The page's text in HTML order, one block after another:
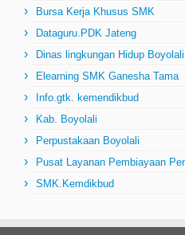
Bursa Kerja Khusus SMK
Dataguru.PDK Jateng
Dinas lingkungan Hidup Boyolali
Elearning SMK Ganesha Tama
Info.gtk. kemendikbud
Kab. Boyolali
Perpustakaan Boyolali
Pusat Layanan Pembiayaan
SMK.Kemdikbud